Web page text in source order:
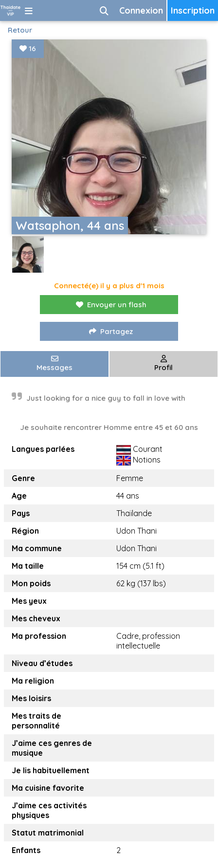
Inscription
Connexion
Retour
Watsaphon, 44 ans
16
Connecté(e) il y a plus d'1 mois
Envoyer un flash
Partagez
Messages Profil
Just looking for a nice guy to fall in love with
Je souhaite rencontrer Homme entre 45 et 60 ans
Langues parlées
Courant
Notions
Genre
Femme
Age
44 ans
Pays
Thaïlande
Région
Udon Thani
Ma commune
Udon Thani
Ma taille
154 cm (5.1 ft)
Mon poids
62 kg (137 lbs)
Mes yeux
Mes cheveux
Ma profession
Cadre, profession
intellectuelle
Niveau d’études
Ma religion
Mes loisirs
Mes traits de
personnalité
J’aime ces genres de
musique
Je lis habituellement
Ma cuisine favorite
J’aime ces activités
physiques
Statut matrimonial
Enfants
2